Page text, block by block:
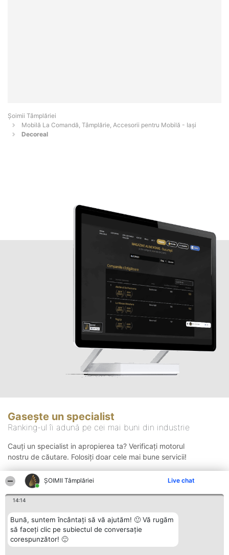
ȘOIMII Tâmplăriei Live chat
14:14
Bună, suntem încântați să vă ajutăm! 🙂 Vă rugăm
să faceți clic pe subiectul de conversație
corespunzător! 🙂
Șoimii Tâmplăriei
Mobilă La Comandă, Tâmplărie, Accesorii pentru Mobilă - Iaşi
Decoreal
Gasește un specialist
Ranking-ul îi adună pe cei mai buni din industrie
Cauți un specialist in apropierea ta? Verificați motorul
nostru de căutare. Folosiți doar cele mai bune servicii!